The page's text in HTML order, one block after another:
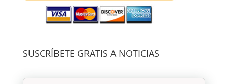
SUSCRÍBETE GRATIS A NOTICIAS